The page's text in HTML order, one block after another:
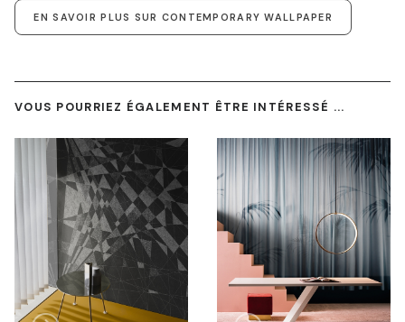
EN SAVOIR PLUS SUR CONTEMPORARY WALLPAPER
VOUS POURRIEZ ÉGALEMENT ÊTRE INTÉRESSÉ ...